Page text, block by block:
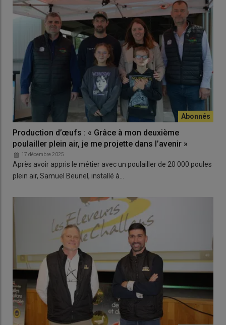
Production d’œufs : « Grâce à mon deuxième
poulailler plein air, je me projette dans l’avenir »
17 décembre 2025
Après avoir appris le métier avec un poulailler de 20 000 poules
plein air, Samuel Beunel, installé à…